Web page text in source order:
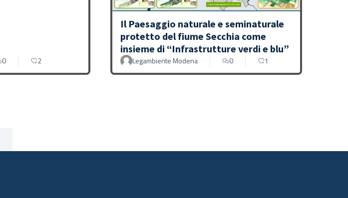
0 2
Il Paesaggio naturale e seminaturale
protetto del fiume Secchia come
insieme di “Infrastrutture verdi e blu”
Legambiente Modena 0 1